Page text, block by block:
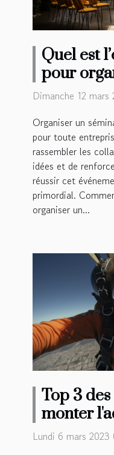
Quel est
pour
séminaire
Dimanche 12 mars
Organiser un
pour toute
rassembler les
idées et de
réussir cet
primordial.
organiser un...
Top 3
monter
Lundi 6 mars 2023